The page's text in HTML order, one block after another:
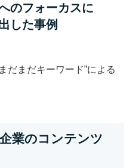
のフォーカスに
した事例
だまだキーワード”による
業のコンテンツ